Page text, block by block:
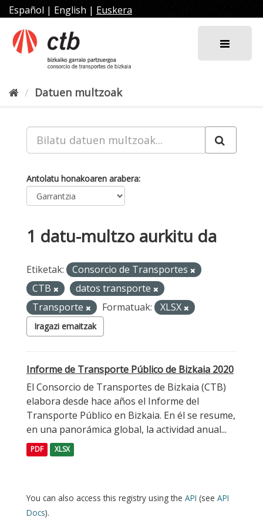
Joan
edukira
Español | English | Euskera
Datuen multzoak
Antolatu honakoaren arabera
1 datu-multzo aurkitu da
Etiketak:
Consorcio de Transportes
CTB
datos transporte
Transporte
Formatuak: XLSX
Iragazi emaitzak
Informe de Transporte Público de Bizkaia 2020
El Consorcio de Transportes de Bizkaia (CTB)
elabora desde hace años el Informe del
Transporte Público en Bizkaia. En él se resume,
en una panorámica global, la actividad anual...
PDF XLSX
You can also access this registry using the API (see API
Docs).